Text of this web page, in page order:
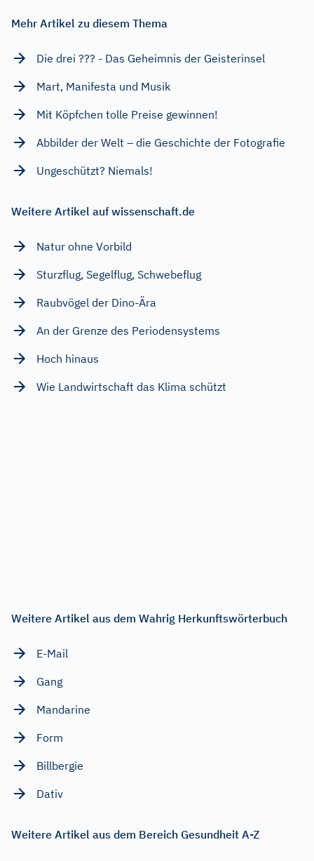
Mehr Artikel zu diesem Thema
Die drei ??? - Das Geheimnis der Geisterinsel
Mart, Manifesta und Musik
Mit Köpfchen tolle Preise gewinnen!
Abbilder der Welt – die Geschichte der Fotografie
Ungeschützt? Niemals!
Weitere Artikel auf wissenschaft.de
Natur ohne Vorbild
Sturzflug, Segelflug, Schwebeflug
Raubvögel der Dino-Ära
An der Grenze des Periodensystems
Hoch hinaus
Wie Landwirtschaft das Klima schützt
Weitere Artikel aus dem Wahrig Herkunftswörterbuch
E-Mail
Gang
Mandarine
Form
Billbergie
Dativ
Weitere Artikel aus dem Bereich Gesundheit A-Z